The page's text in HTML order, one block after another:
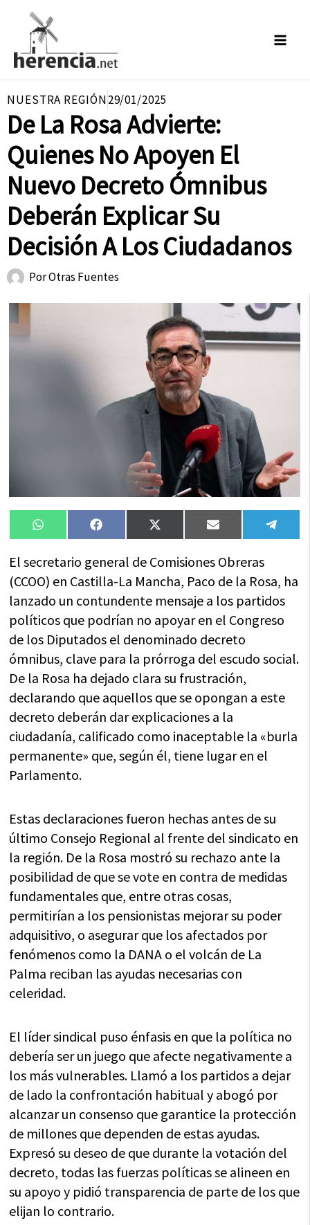
contenido
NUESTRA REGIÓN29/01/2025
De La Rosa Advierte:
Quienes No Apoyen El
Nuevo Decreto Ómnibus
Deberán Explicar Su
Decisión A Los Ciudadanos
PorOtras Fuentes
Compartir
en
WhatsAppCompartir
en
FacebookCompartir
en
X
(Twitter)
Compartir
en
Email
en
El secretario general de Comisiones Obreras
(CCOO) en Castilla-La Mancha, Paco de la Rosa, ha
lanzado un contundente mensaje a los partidos
políticos que podrían no apoyar en el Congreso
de los Diputados el denominado decreto
ómnibus, clave para la prórroga del escudo social.
De la Rosa ha dejado clara su frustración,
declarando que aquellos que se opongan a este
decreto deberán dar explicaciones a la
ciudadanía, calificado como inaceptable la «burla
permanente» que, según él, tiene lugar en el
Parlamento.
Estas declaraciones fueron hechas antes de su
último Consejo Regional al frente del sindicato en
la región. De la Rosa mostró su rechazo ante la
posibilidad de que se vote en contra de medidas
fundamentales que, entre otras cosas,
permitirían a los pensionistas mejorar su poder
adquisitivo, o asegurar que los afectados por
fenómenos como la DANA o el volcán de La
Palma reciban las ayudas necesarias con
celeridad.
El líder sindical puso énfasis en que la política no
debería ser un juego que afecte negativamente a
los más vulnerables. Llamó a los partidos a dejar
de lado la confrontación habitual y abogó por
alcanzar un consenso que garantice la protección
de millones que dependen de estas ayudas.
Expresó su deseo de que durante la votación del
decreto, todas las fuerzas políticas se alineen en
su apoyo y pidió transparencia de parte de los que
elijan lo contrario.